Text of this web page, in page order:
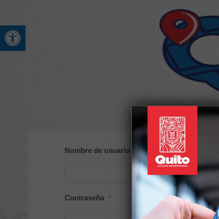
Abrir barra de
Nombre de usuario o correo electrónico
Contraseña *